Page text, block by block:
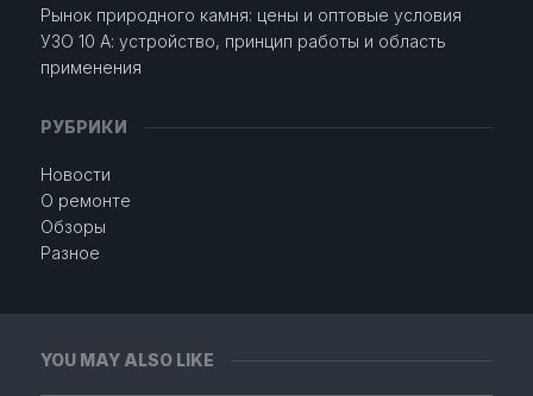
YOU MAY ALSO LIKE
Рынок природного камня: цены и оптовые условия
УЗО 10 А: устройство, принцип работы и область
применения
РУБРИКИ
Новости
О ремонте
Обзоры
Разное